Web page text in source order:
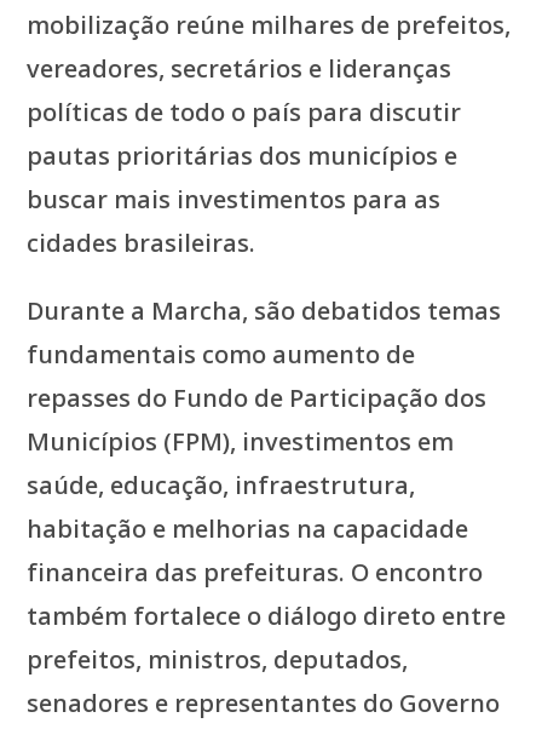
mobilização reúne milhares de prefeitos,
vereadores, secretários e lideranças
políticas de todo o país para discutir
pautas prioritárias dos municípios e
buscar mais investimentos para as
cidades brasileiras.
Durante a Marcha, são debatidos temas
fundamentais como aumento de
repasses do Fundo de Participação dos
Municípios (FPM), investimentos em
saúde, educação, infraestrutura,
habitação e melhorias na capacidade
financeira das prefeituras. O encontro
também fortalece o diálogo direto entre
prefeitos, ministros, deputados,
senadores e representantes do Governo